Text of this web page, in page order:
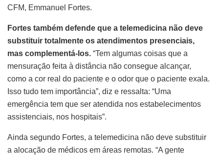
CFM, Emmanuel Fortes.
Fortes também defende que a telemedicina não deve
substituir totalmente os atendimentos presenciais,
mas complementá-los. “Tem algumas coisas que a
mensuração feita à distância não consegue alcançar,
como a cor real do paciente e o odor que o paciente exala.
Isso tudo tem importância”, diz e ressalta: “Uma
emergência tem que ser atendida nos estabelecimentos
assistenciais, nos hospitais”.
Ainda segundo Fortes, a telemedicina não deve substituir
a alocação de médicos em áreas remotas. “A gente